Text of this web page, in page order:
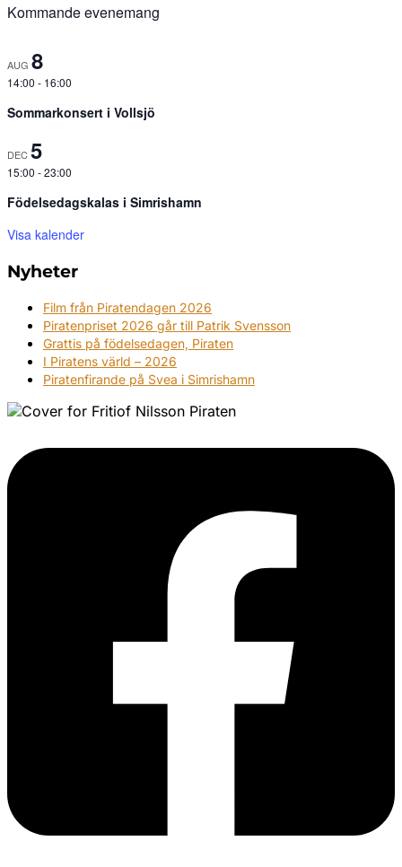
Kommande evenemang
AUG 8
14:00 - 16:00
Sommarkonsert i Vollsjö
DEC5
15:00 -23:00
Födelsedagskalas i Simrishamn
Visa kalender
Nyheter
Film från Piratendagen 2026
Piratenpriset 2026 går till Patrik Svensson
Grattis på födelsedagen, Piraten
I Piratens värld – 2026
Piratenfirande på Svea i Simrishamn